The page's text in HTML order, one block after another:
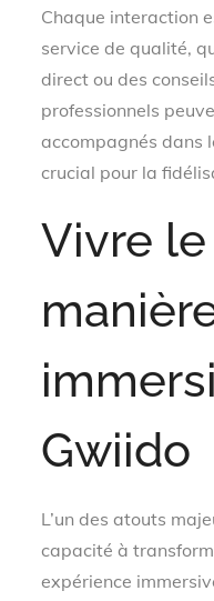
Chaque interaction
service de qualité,
direct ou des
professionnels
accompagnés dans
crucial pour la
Vivre
Gwiido
L’un des atouts
capacité à
expérience